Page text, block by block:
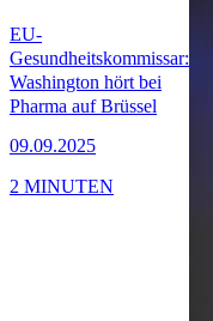
EU-
Gesundheitskommissar:
Washington hört bei
Pharma auf Brüssel
09.09.2025
2 MINUTEN